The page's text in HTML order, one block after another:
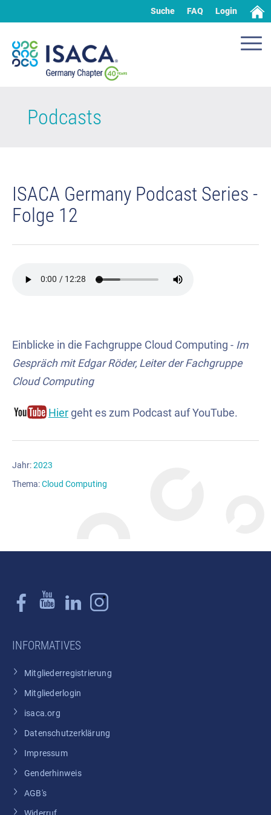
Suche FAQ Login
Podcasts
ISACA Germany Podcast Series -
Folge 12
Einblicke in die Fachgruppe Cloud Computing - Im
Gespräch mit Edgar Röder, Leiter der Fachgruppe
Cloud Computing
Hier geht es zum Podcast auf YouTube.
Jahr:2023
Thema:Cloud Computing
INFORMATIVES
Mitgliederregistrierung
Mitgliederlogin
isaca.org
Datenschutzerklärung
Impressum
Genderhinweis
AGB's